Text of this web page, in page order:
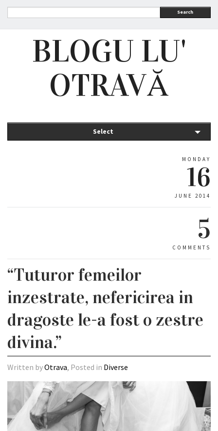
Search
BLOGU LU'
OTRAVĂ
Select
MONDAY
16
JUNE 2014
5
COMMENTS
“Tuturor femeilor
inzestrate, nefericirea in
dragoste le-a fost o zestre
divina.”
Written byOtrava, Posted in Diverse